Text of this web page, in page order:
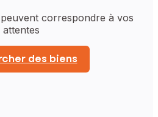
peuvent correspondre à vos
attentes
des biens